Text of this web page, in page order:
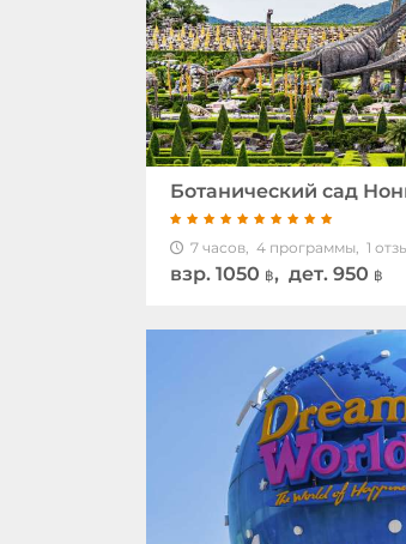
Ботанический сад
7 часов, 4 программы, 1
взр. 1050 ฿, дет. 950 ฿